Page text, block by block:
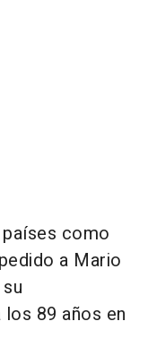
como
a Mario
89 años en